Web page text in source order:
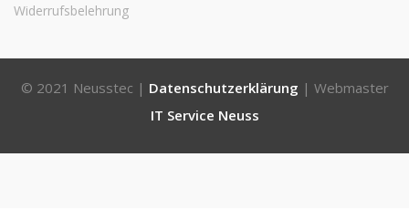
Widerrufsbelehrung
© 2021 Neusstec | Datenschutzerklärung | Webmaster
IT Service Neuss